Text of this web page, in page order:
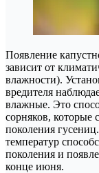
Появление
зависит от
влажности).
вредителя
влажные. Это
сорняков, которые
поколения
температур
поколения и
конце июня.